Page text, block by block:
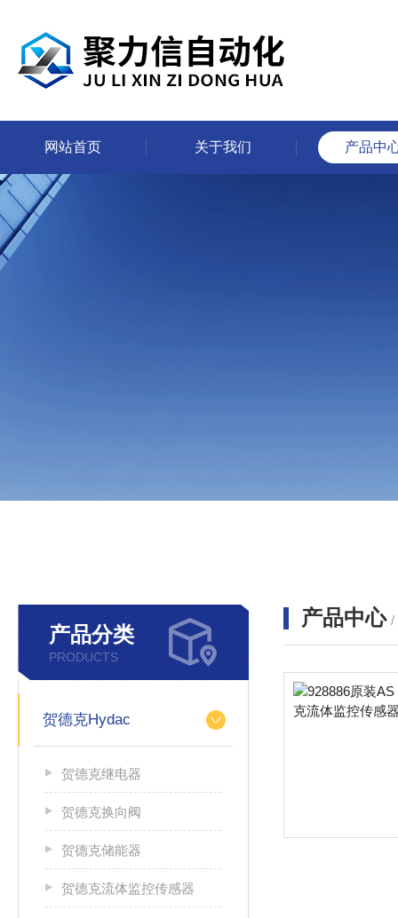
网站首页 关于我们 产品中
产品分类
PRODUCTS
贺德克Hydac
贺德克继电器
贺德克换向阀
贺德克储能器
贺德克流体监控传感器
产品中心 /